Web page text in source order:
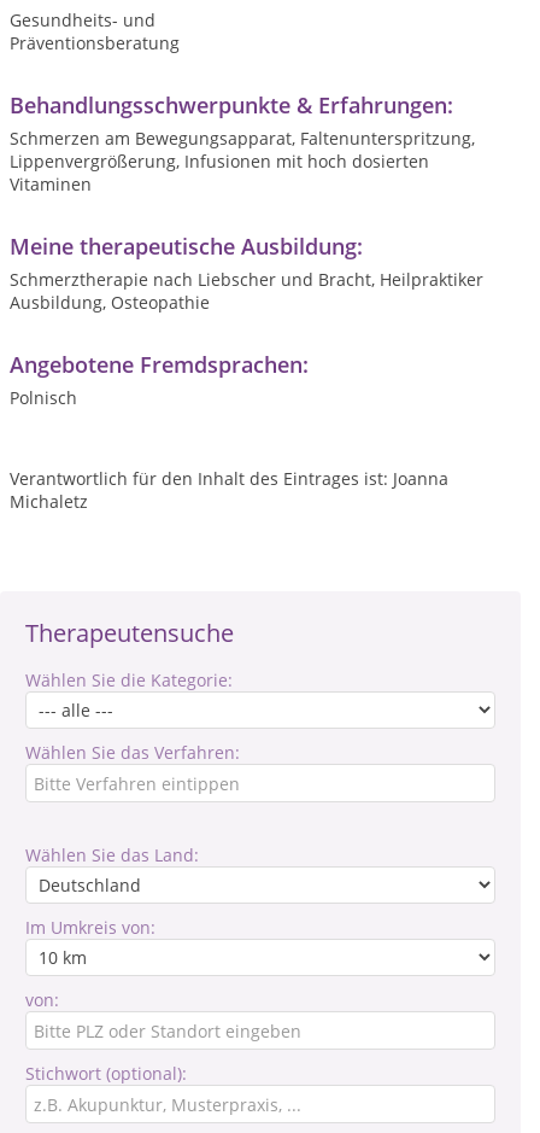
Therapeutensuche
Wählen Sie die Kategorie:
Wählen Sie das Verfahren:
Wählen Sie das Land:
Im Umkreis von:
von:
Stichwort (optional):
Gesundheits- und
Präventionsberatung
Behandlungsschwerpunkte & Erfahrungen:
Schmerzen am Bewegungsapparat, Faltenunterspritzung,
Lippenvergrößerung, Infusionen mit hoch dosierten
Vitaminen
Meine therapeutische Ausbildung:
Schmerztherapie nach Liebscher und Bracht, Heilpraktiker
Ausbildung, Osteopathie
Angebotene Fremdsprachen:
Polnisch
Verantwortlich für den Inhalt des Eintrages ist: Joanna
Michaletz